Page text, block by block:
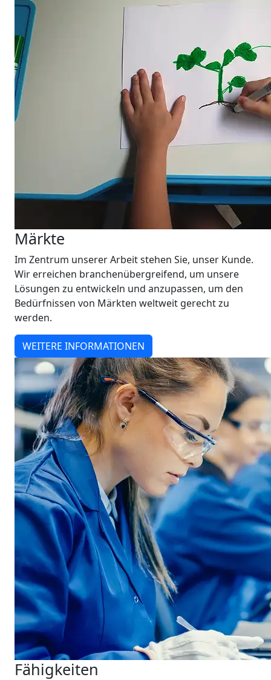
Märkte
Im Zentrum unserer Arbeit stehen Sie, unser Kunde.
Wir erreichen branchenübergreifend, um unsere
Lösungen zu entwickeln und anzupassen, um den
Bedürfnissen von Märkten weltweit gerecht zu
werden.
WEITERE INFORMATIONEN
Fähigkeiten